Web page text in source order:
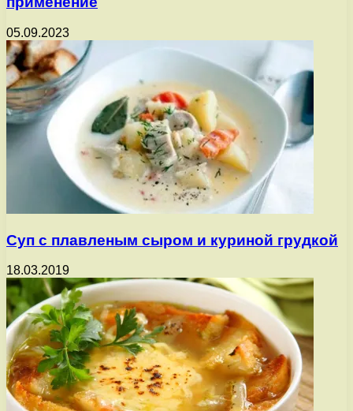
05.09.2023
Суп с плавленым сыром и куриной грудкой
18.03.2019